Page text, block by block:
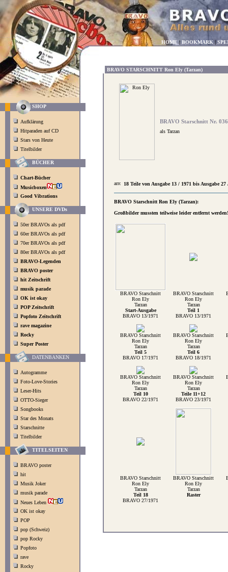
HOME | BOOKMARK |
SHOP
Aufklärung
Hitparaden auf CD
Stars von Heute
Titelbilder
BÜCHER
Chart-Bücher
Musicboxen
Good Vibrations
UNSERE DVDs
50er BRAVOs als pdf
60er BRAVOs als pdf
70er BRAVOs als pdf
80er BRAVOs als pdf
BRAVO-Legenden
BRAVO poster
hit Zeitschrift
musik parade
OK ist okay
POP Zeitschrift
Popfoto Zeitschrift
rave magazine
Rocky
Super Poster
DATENBANKEN
Autogramme
Foto-Love-Stories
Leser-Hits
OTTO-Sieger
Songbooks
Star des Monats
Starschnitte
Titelbilder
TITELSEITEN
BRAVO poster
hit
Musik Joker
musik parade
Neues Leben
OK ist okay
POP
pop (Schweiz)
pop Rocky
Popfoto
rave
Rocky
BRAVO STARSCHNITT Ron Ely (Tarzan)
BRAVO Starschnitt Nr.
als Tarzan
18 Teile von Ausgabe 13 / 1971 bis Ausgabe 27
BRAVO Starschnitt Ron Ely (Tarzan):
Großbilder mussten teilweise leider entfernt werden!
BRAVO Starschnitt
Ron Ely
Tarzan
Start-Ausgabe
BRAVO Starschnitt
Ron Ely
Tarzan
Teil 1
BRAVO 13/1971 BRAVO 13/1971
BRAVO Starschnitt
Ron Ely
Tarzan
Teil 5
BRAVO Starschnitt
Ron Ely
Tarzan
Teil 6
BRAVO 17/1971 BRAVO 18/1971
BRAVO Starschnitt
Ron Ely
Tarzan
Teil 10
BRAVO Starschnitt
Ron Ely
Tarzan
Teile 11+12
BRAVO 22/1971 BRAVO 23/1971
BRAVO Starschnitt
Ron Ely
Tarzan
Teil 18
BRAVO Starschnitt
Ron Ely
Tarzan
Raster
BRAVO 27/1971